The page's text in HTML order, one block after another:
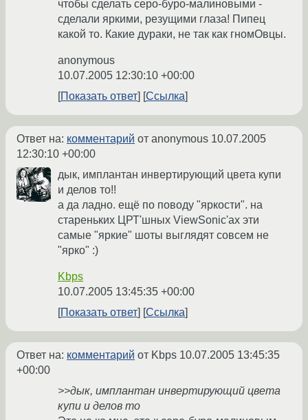
чтобы сделать серо-буро-малиновыми -
сделали яркими, резущими глаза! Пипец
какой то. Какие дураки, не так как гномОвцы.
anonymous
10.07.2005 12:30:10 +00:00
Показать ответ
Ссылка
Ответ на: комментарий от anonymous 10.07.2005
12:30:10 +00:00
дык, имплантан инвертирующий цвета купи
и делов то!!
а да ладно. ещё по поводу "яркости". на
стареньких ЦРТ'шных ViewSonic'ах эти
самые "яркие" шоты выглядят совсем не
"ярко" :)
Kbps
10.07.2005 13:45:35 +00:00
Показать ответ
Ссылка
Ответ на: комментарий от Kbps 10.07.2005 13:45:35
+00:00
>>дык, имплантан инвертирующий цвета
купи и делов то